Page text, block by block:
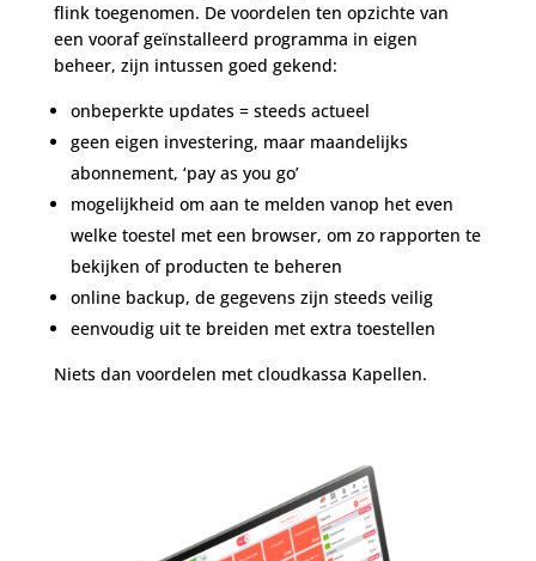
flink toegenomen. De voordelen ten opzichte van
een vooraf geïnstalleerd programma in eigen
beheer, zijn intussen goed gekend:
onbeperkte updates = steeds actueel
geen eigen investering, maar maandelijks
abonnement, ‘pay as you go’
mogelijkheid om aan te melden vanop het even
welke toestel met een browser, om zo rapporten te
bekijken of producten te beheren
online backup, de gegevens zijn steeds veilig
eenvoudig uit te breiden met extra toestellen
Niets dan voordelen met cloudkassa Kapellen.